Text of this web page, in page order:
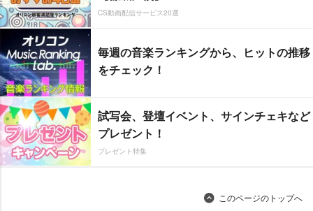
CS動画配信サービス20選
毎週の音楽ランキングから、ヒットの推移
をチェック！
試写会、登壇イベント、サインチェキなど
プレゼント！
プレゼント特集
このページのトップへ